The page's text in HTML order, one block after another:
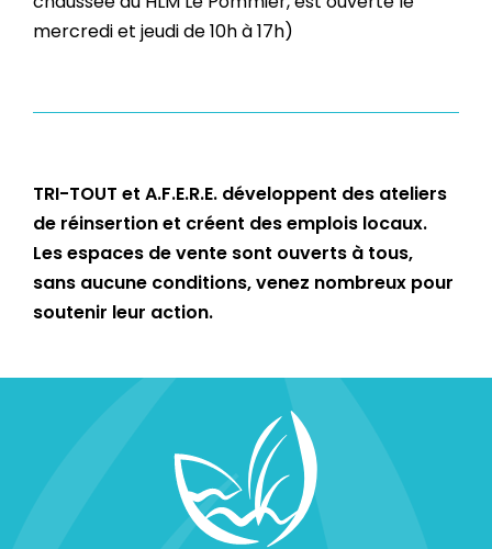
mercredi et jeudi de 10h à 17h)
TRI-TOUT et A.F.E.R.E. développent des ateliers
de réinsertion et créent des emplois locaux.
Les espaces de vente sont ouverts à tous,
sans aucune conditions, venez nombreux pour
soutenir leur action.